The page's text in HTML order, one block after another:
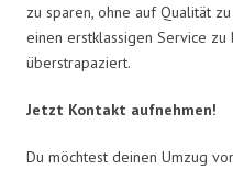
zu sparen, ohne auf Qualität
einen erstklassigen Service
überstrapaziert.
Jetzt Kontakt aufnehmen!
Du möchtest deinen Umzug